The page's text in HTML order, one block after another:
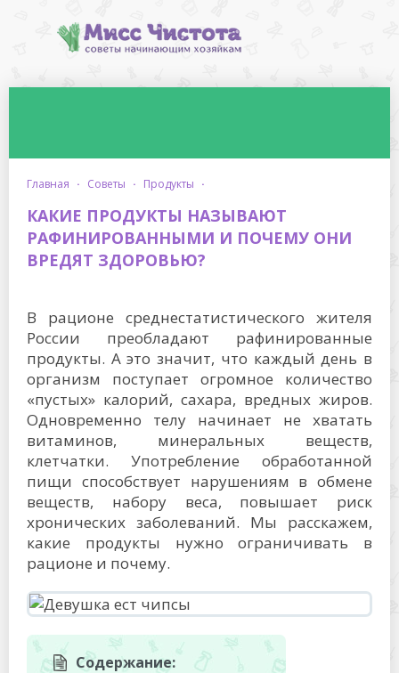
главная · советы · продукты ·
КАКИЕ ПРОДУКТЫ НАЗЫВАЮТ
РАФИНИРОВАННЫМИ И ПОЧЕМУ ОНИ
ВРЕДЯТ ЗДОРОВЬЮ?
В рационе среднестатистического жителя
России преобладают рафинированные
продукты. А это значит, что каждый день в
организм поступает огромное количество
«пустых» калорий, сахара, вредных жиров.
Одновременно телу начинает не хватать
витаминов, минеральных веществ,
клетчатки. Употребление обработанной
пищи способствует нарушениям в обмене
веществ, набору веса, повышает риск
хронических заболеваний. Мы расскажем,
какие продукты нужно ограничивать в
рационе и почему.
Содержание: